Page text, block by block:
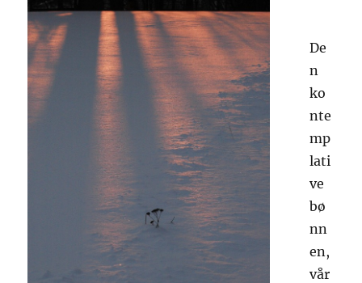
De
n
ko
nte
mp
lati
ve
bø
nn
en,
vår